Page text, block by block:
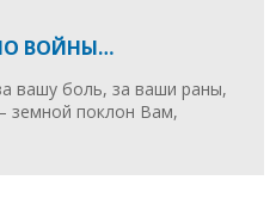
ВОЙНЫ…
вашу боль, за ваши раны,
земной поклон Вам,